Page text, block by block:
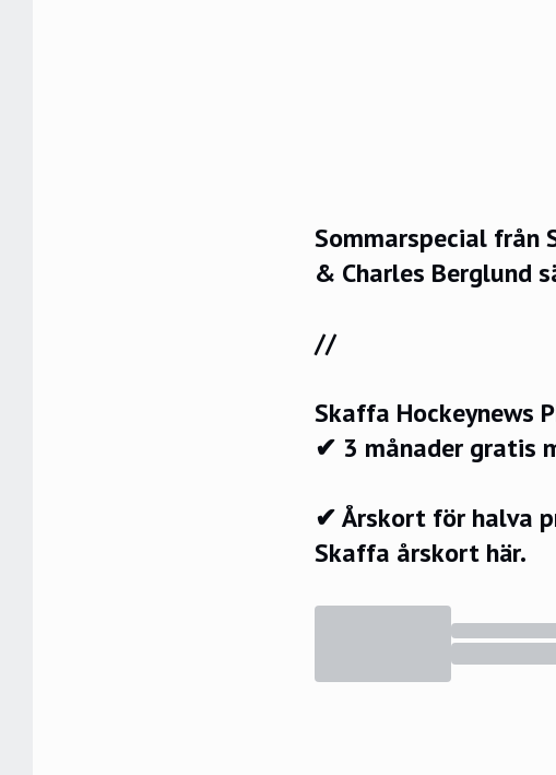
Sommarspecial från
& Charles Berglund
//
Skaffa Hockeynews
✔ 3 månader gratis
✔ Årskort för halva
Skaffa årskort här.